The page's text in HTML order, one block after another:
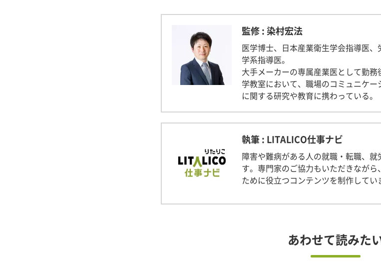
監修 : 染村宏法
医学博士、日本産業衛生学会指導医
学系指導医。
大手メーカーの専属産業医として勤
学教室において、職場のコミュニケ
に関する研究や教育に携わっている。
執筆 : LITALICO仕事ナビ
障害や難病がある人の就職・転職、
す。専門家のご協力もいただきなが
ために役立つコンテンツを制作してい
あわせて読みた